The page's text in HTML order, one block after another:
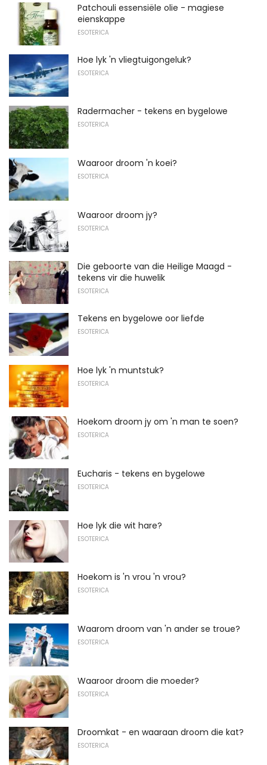
Patchouli essensiële olie - magiese
eienskappe
ESOTERICA
Hoe lyk 'n vliegtuigongeluk?
ESOTERICA
Radermacher - tekens en bygelowe
ESOTERICA
Waaroor droom 'n koei?
ESOTERICA
Waaroor droom jy?
ESOTERICA
Die geboorte van die Heilige Maagd -
tekens vir die huwelik
ESOTERICA
Tekens en bygelowe oor liefde
ESOTERICA
Hoe lyk 'n muntstuk?
ESOTERICA
Hoekom droom jy om 'n man te soen?
ESOTERICA
Eucharis - tekens en bygelowe
ESOTERICA
Hoe lyk die wit hare?
ESOTERICA
Hoekom is 'n vrou 'n vrou?
ESOTERICA
Waarom droom van 'n ander se troue?
ESOTERICA
Waaroor droom die moeder?
ESOTERICA
Droomkat - en waaraan droom die kat?
ESOTERICA